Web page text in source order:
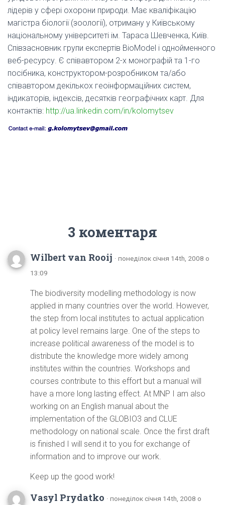
лідерів у сфері охорони природи. Має кваліфікацію
магістра біології (зоології), отриману у Київському
національному університеті ім. Тараса Шевченка, Київ.
Співзасновник групи експертів BioModel і однойменного
веб-ресурсу. Є співавтором 2-х монографій та 1-го
посібника, конструктором-розробником та/або
співавтором декількох геоінформаційних систем,
індикаторів, індексів, десятків географічних карт. Для
контактів: http://ua.linkedin.com/in/kolomytsev
3 коментаря
Wilbert van Rooij · понеділок січня 14th, 2008 о
13:09
The biodiversity modelling methodology is now
applied in many countries over the world. However,
the step from local institutes to actual application
at policy level remains large. One of the steps to
increase political awareness of the model is to
distribute the knowledge more widely among
institutes within the countries. Workshops and
courses contribute to this effort but a manual will
have a more long lasting effect. At MNP I am also
working on an English manual about the
implementation of the GLOBIO3 and CLUE
methodology on national scale. Once the first draft
is finished I will send it to you for exchange of
information and to improve our work.
Keep up the good work!
Vasyl Prydatko · понеділок січня 14th, 2008 о